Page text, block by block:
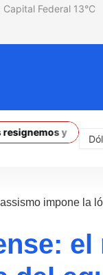
13°C
y sigamos
Dólar
impone la